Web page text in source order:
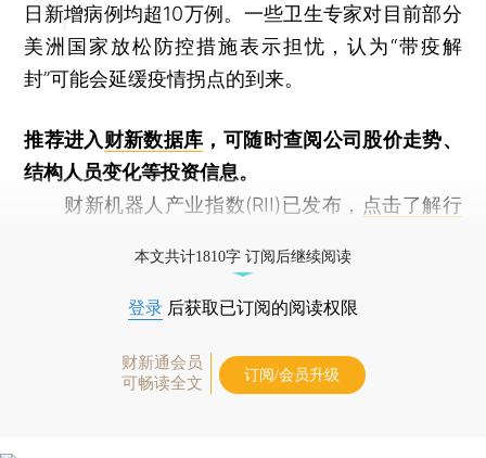
日新增病例均超10万例。一些卫生专家对目前部分
美洲国家放松防控措施表示担忧，认为“带疫解
封”可能会延缓疫情拐点的到来。
推荐进入财新数据库 ，可随时查阅公司股价走势、
结构人员变化等投资信息。
财新机器人产业指数(RII)已发布， 点击了解行
本文共计1810字 订阅后继续阅读
登录 后获取已订阅的阅读权限
财新通会员
可畅读全文
订阅/会员升级